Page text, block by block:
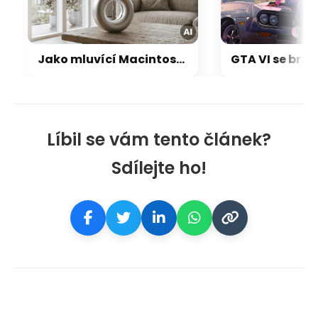
Líbil se vám tento článek?
Sdílejte ho!
Jako mluvící Macintosh: OpenAI a Jony Ive chystají přelomový repráček, který bude reagovat i pohybem